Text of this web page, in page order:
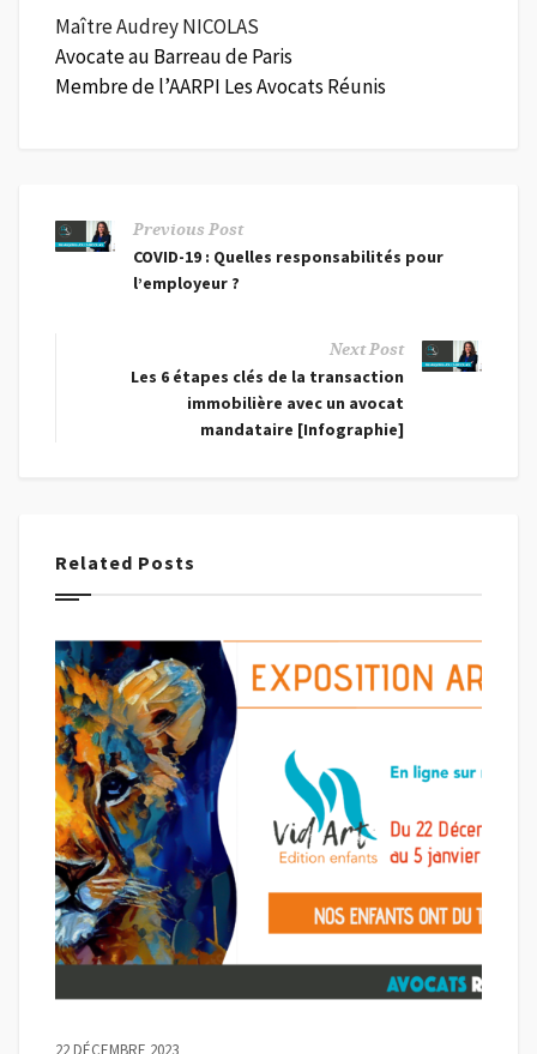
Maître Audrey NICOLAS
Avocate au Barreau de Paris
Membre de l’AARPI Les Avocats Réunis
Previous Post
COVID-19 : Quelles responsabilités pour
l’employeur ?
Next Post
Les 6 étapes clés de la transaction
immobilière avec un avocat
mandataire [Infographie]
Related Posts
22 DÉCEMBRE 2023